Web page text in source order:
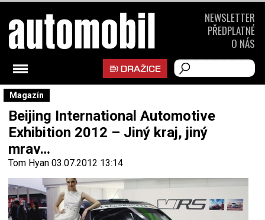
Magazín
Beijing International Automotive
Exhibition 2012 – Jiný kraj, jiný
mrav…
Tom Hyan 03.07.2012 13:14
NEWSLETTER
PŘEDPLATNÉ
O NÁS